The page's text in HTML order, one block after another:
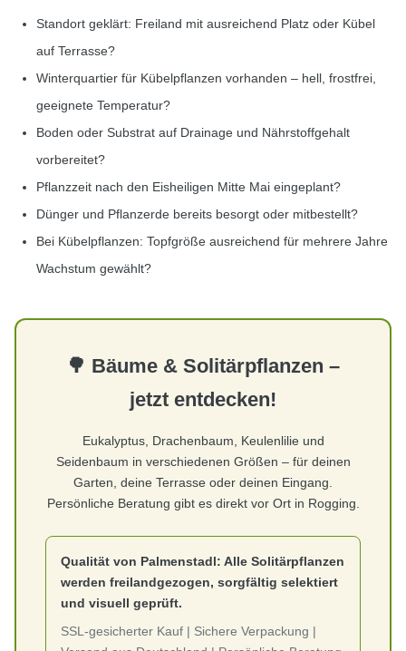
Standort geklärt: Freiland mit ausreichend Platz oder Kübel
auf Terrasse?
Winterquartier für Kübelpflanzen vorhanden – hell, frostfrei,
geeignete Temperatur?
Boden oder Substrat auf Drainage und Nährstoffgehalt
vorbereitet?
Pflanzzeit nach den Eisheiligen Mitte Mai eingeplant?
Dünger und Pflanzerde bereits besorgt oder mitbestellt?
Bei Kübelpflanzen: Topfgröße ausreichend für mehrere Jahre
Wachstum gewählt?
🌳 Bäume & Solitärpflanzen –
jetzt entdecken!
Eukalyptus, Drachenbaum, Keulenlilie und
Seidenbaum in verschiedenen Größen – für deinen
Garten, deine Terrasse oder deinen Eingang.
Persönliche Beratung gibt es direkt vor Ort in Rogging.
Qualität von Palmenstadl: Alle Solitärpflanzen
werden freilandgezogen, sorgfältig selektiert
und visuell geprüft.
SSL-gesicherter Kauf | Sichere Verpackung |